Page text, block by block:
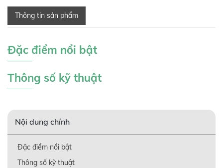
Thông tin sản phẩm
Đặc điểm nổi bật
Thông số kỹ thuật
Nội dung chính
Đặc điểm nổi bật
Thông số kỹ thuật